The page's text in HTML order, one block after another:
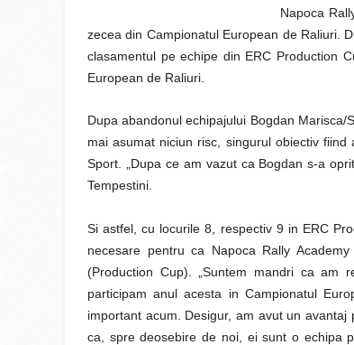
Napoca
zecea din Campionatul European de Raliuri.
clasamentul pe echipe din ERC Production
European de Raliuri.
Dupa abandonul echipajului Bogdan
mai asumat niciun risc, singurul obiectiv
Sport. „Dupa ce am vazut ca Bogdan s-a
Tempestini.
Si astfel, cu locurile 8, respectiv 9 in ERC
necesare pentru ca Napoca Rally
(Production Cup). „Suntem mandri ca am
participam anul acesta in Campionatul
important acum. Desigur, am avut un
ca, spre deosebire de noi, ei sunt o echipa